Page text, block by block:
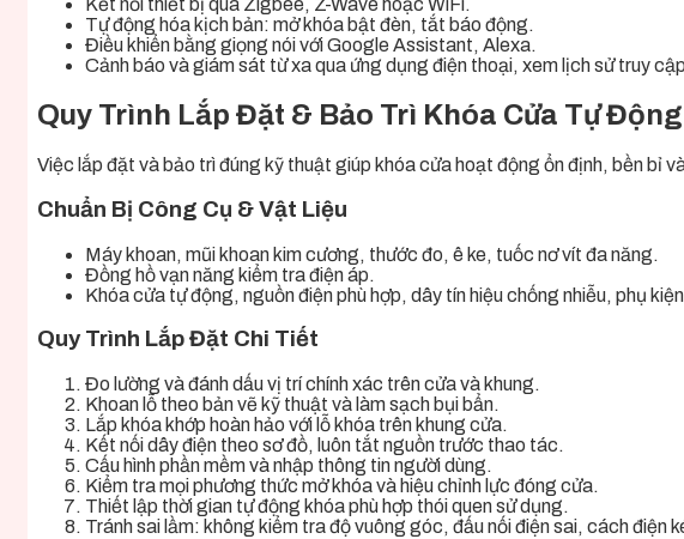
Kết nối thiết bị qua Zigbee, Z-Wave hoặc WiFi.
Tự động hóa kịch bản: mở khóa bật đèn, tắt báo động.
Điều khiển bằng giọng nói với Google Assistant, Alexa.
Cảnh báo và giám sát từ xa qua ứng dụng điện thoại, xem lịch sử truy
Quy Trình Lắp Đặt & Bảo Trì Khóa Cửa Tự Động
Việc lắp đặt và bảo trì đúng kỹ thuật giúp khóa cửa hoạt động ổn định, bền bỉ
Chuẩn Bị Công Cụ & Vật Liệu
Máy khoan, mũi khoan kim cương, thước đo, ê ke, tuốc nơ vít đa năng.
Đồng hồ vạn năng kiểm tra điện áp.
Khóa cửa tự động, nguồn điện phù hợp, dây tín hiệu chống nhiễu, phụ
Quy Trình Lắp Đặt Chi Tiết
Đo lường và đánh dấu vị trí chính xác trên cửa và khung.
Khoan lỗ theo bản vẽ kỹ thuật và làm sạch bụi bẩn.
Lắp khóa khớp hoàn hảo với lỗ khóa trên khung cửa.
Kết nối dây điện theo sơ đồ, luôn tắt nguồn trước thao tác.
Cấu hình phần mềm và nhập thông tin người dùng.
Kiểm tra mọi phương thức mở khóa và hiệu chỉnh lực đóng cửa.
Thiết lập thời gian tự động khóa phù hợp thói quen sử dụng.
Tránh sai lầm: không kiểm tra độ vuông góc, đấu nối điện sai, cách điện